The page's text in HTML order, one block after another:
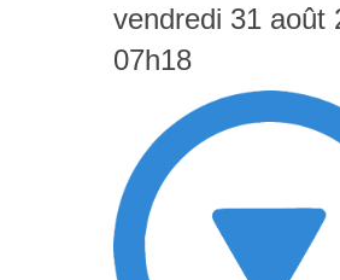
vendredi 31 août
07h18